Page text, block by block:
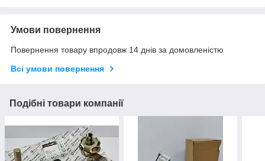
Умови повернення
Повернення товару впродовж 14 днів за домовленістю
Всі умови повернення
Подібні товари компанії